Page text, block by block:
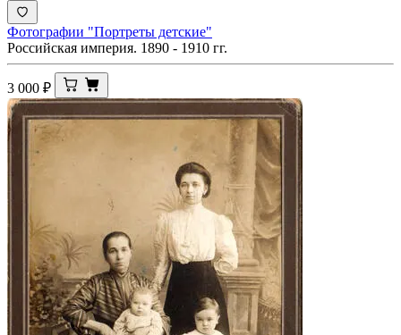
Фотографии "Портреты детские"
Российская империя. 1890 - 1910 гг.
3 000 ₽